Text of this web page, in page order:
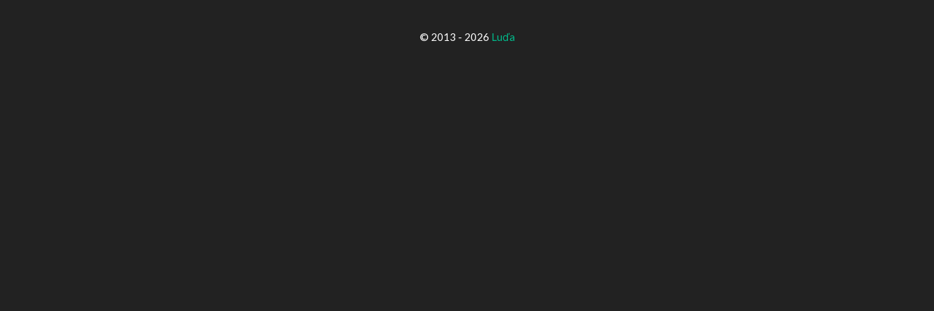
© 2013 - 2026 Luďa